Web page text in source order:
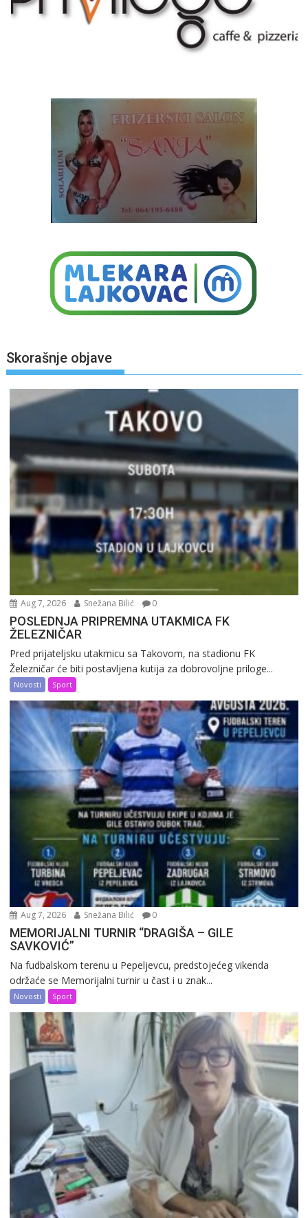
Skorašnje objave
Aug 7, 2026 Snežana Bilić 0
POSLEDNJA PRIPREMNA UTAKMICA FK
ŽELEZNIČAR
Pred prijateljsku utakmicu sa Takovom, na stadionu FK
Železničar će biti postavljena kutija za dobrovoljne priloge...
Novosti Sport
Aug 7, 2026 Snežana Bilić 0
MEMORIJALNI TURNIR “DRAGIŠA – GILE
SAVKOVIĆ”
Na fudbalskom terenu u Pepeljevcu, predstojećeg vikenda
održaće se Memorijalni turnir u čast i u znak...
Novosti Sport